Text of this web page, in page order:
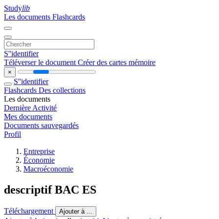
Studylib
Les documents Flashcards
S''identifier
Téléverser le document Créer des cartes mémoire
×
S''identifier
Flashcards Des collections
Les documents
Dernière Activité
Mes documents
Documents sauvegardés
Profil
Entreprise
Économie
Macroéconomie
descriptif BAC ES
Téléchargement Ajouter à ...